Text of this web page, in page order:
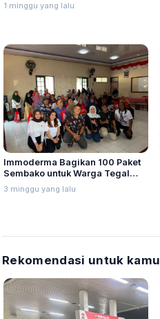
1 minggu yang lalu
Immoderma Bagikan 100 Paket
Sembako untuk Warga Tegal
Sari Semarang
3 minggu yang lalu
Rekomendasi untuk kamu